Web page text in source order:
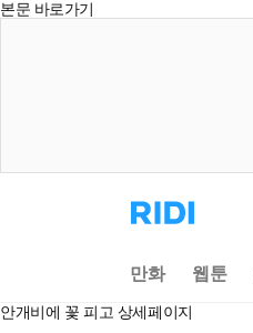
본문 바로가기
리
디
으
로
동
만화 웹툰
안개비에 꽃 피고 상세페이지